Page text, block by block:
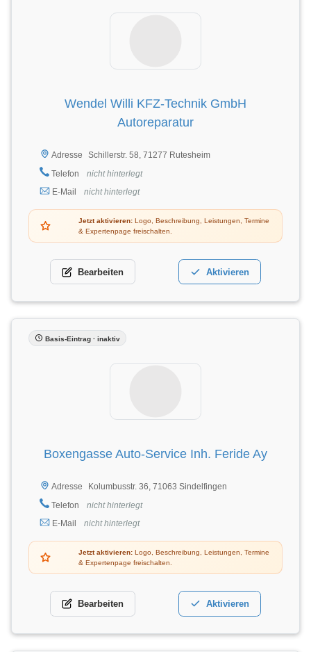
Wendel Willi KFZ-Technik GmbH
Autoreparatur
Adresse
Schillerstr. 58, 71277 Rutesheim
Telefon
nicht hinterlegt
E-Mail
nicht hinterlegt
Jetzt aktivieren: Logo, Beschreibung, Leistungen, Termine
& Expertenpage freischalten.
Bearbeiten Aktivieren
Basis-Eintrag · inaktiv
Boxengasse Auto-Service Inh. Feride Ay
Adresse
Kolumbusstr. 36, 71063 Sindelfingen
Telefon
nicht hinterlegt
E-Mail
nicht hinterlegt
Jetzt aktivieren: Logo, Beschreibung, Leistungen, Termine
& Expertenpage freischalten.
Bearbeiten Aktivieren